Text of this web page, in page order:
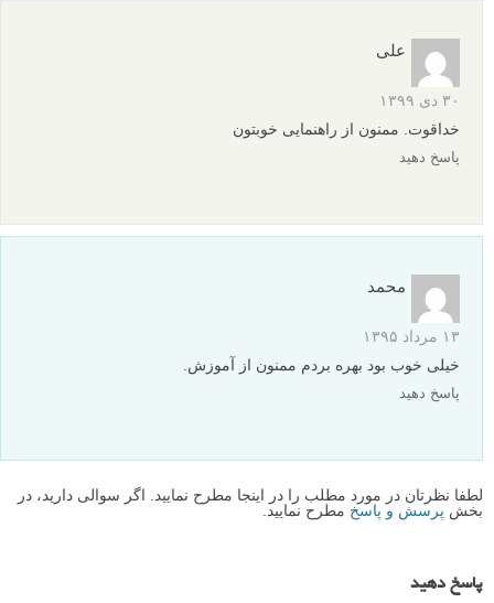
علی
۳۰ دی ۱۳۹۹
خداقوت. ممنون از راهنمایی خوبتون
پاسخ دهید
محمد
۱۳ مرداد ۱۳۹۵
خیلی خوب بود بهره بردم ممنون از آموزش.
پاسخ دهید
لطفا نظرتان در مورد مطلب را در اینجا مطرح نمایید. اگر سوالی دارید، در
بخش پرسش و پاسخ مطرح نمایید.
پاسخ دهید